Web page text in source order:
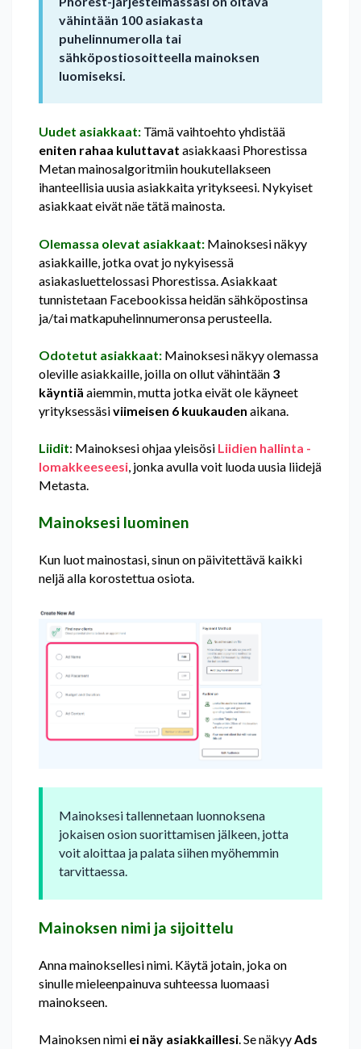
vähintään 100 asiakasta
puhelinnumerolla tai
sähköpostiosoitteella mainoksen
luomiseksi.
Uudet asiakkaat: Tämä vaihtoehto yhdistää
eniten rahaa kuluttavat asiakkaasi Phorestissa
Metan mainosalgoritmiin houkutellakseen
ihanteellisia uusia asiakkaita yritykseesi. Nykyiset
asiakkaat eivät näe tätä mainosta.
Olemassa olevat asiakkaat: Mainoksesi näkyy
asiakkaille, jotka ovat jo nykyisessä
asiakasluettelossasi Phorestissa. Asiakkaat
tunnistetaan Facebookissa heidän sähköpostinsa
ja/tai matkapuhelinnumeronsa perusteella.
Odotetut asiakkaat: Mainoksesi näkyy olemassa
oleville asiakkaille, joilla on ollut vähintään 3
käyntiä aiemmin, mutta jotka eivät ole käyneet
yrityksessäsiviimeisen 6 kuukauden aikana.
Liidit: Mainoksesi ohjaa yleisösi Liidien hallinta -
lomakkeeseesi, jonka avulla voit luoda uusia liidejä
Metasta.
Mainoksesi luominen
Kun luot mainostasi, sinun on päivitettävä kaikki
neljä alla korostettua osiota.
Mainoksesi tallennetaan luonnoksena
jokaisen osion suorittamisen jälkeen, jotta
voit aloittaa ja palata siihen myöhemmin
tarvittaessa.
Mainoksen nimi ja sijoittelu
Anna mainoksellesi nimi. Käytä jotain, joka on
sinulle mieleenpainuva suhteessa luomaasi
mainokseen.
Mainoksen nimi ei näy asiakkaillesi. Se näkyyAds